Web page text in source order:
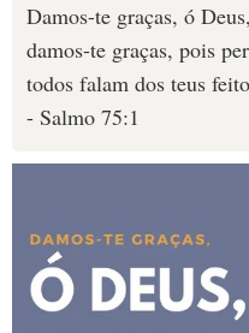
ESTUDOS BÍBLICOS
ESBOÇOS DE PREGAÇÃO
PERGUNTE À BÍBLIA IA
TERMO BÍBLICO JOGOS
Damos-te graças, ó Deus,
damos-te graças, pois
todos falam dos teus
- Salmo 75:1